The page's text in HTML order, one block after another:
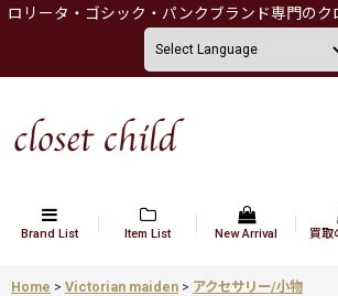
ロリータ・ゴシック・パンクブランド専門のク
Brand List Item List New Arrival 買取
Home > Victorian maiden > アクセサリー/小物